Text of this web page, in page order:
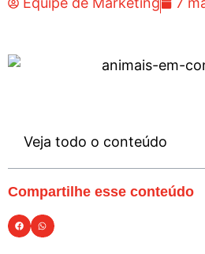
Veja todo o conteúdo
Compartilhe esse conteúdo